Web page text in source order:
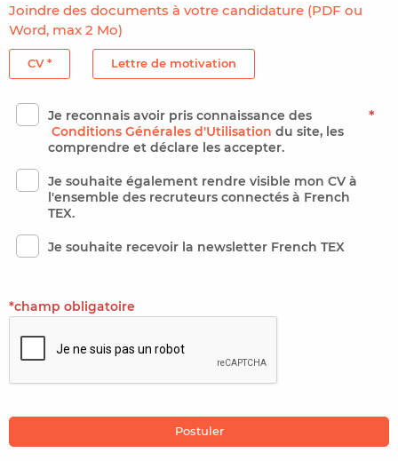
Joindre des documents à votre candidature (PDF ou
Word, max 2 Mo)
CV * Lettre de motivation
Je reconnais avoir pris connaissance des
Conditions Générales d'Utilisation du site, les
comprendre et déclare les accepter.
*
Je souhaite également rendre visible mon CV à
l'ensemble des recruteurs connectés à French
TEX.
Je souhaite recevoir la newsletter French TEX
*champ obligatoire